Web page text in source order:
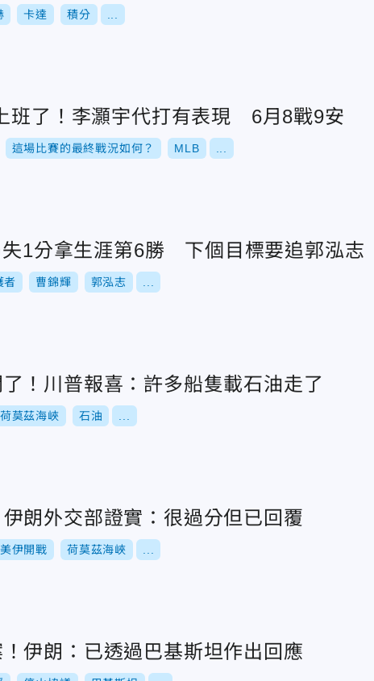
卡達 積分
班了！李灝宇代打有表現 6月8戰9安
這場比賽的最終戰況如何？ MLB
1分拿生涯第6勝 下個目標要追郭泓志
者 曹錦輝 郭泓志
！川普報喜：許多船隻載石油走了
荷莫茲海峽 石油
朗外交部證實：很過分但已回覆
美伊開戰 荷莫茲海峽
伊朗：已透過巴基斯坦作出回應